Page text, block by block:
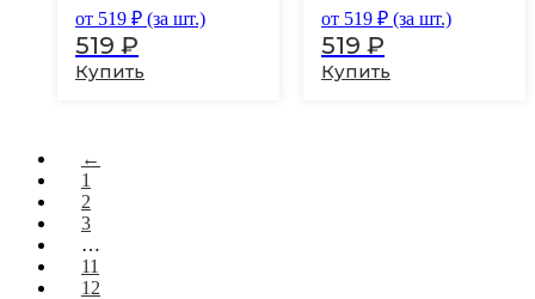
от 519 ₽ (за шт.)
519 ₽
Купить
странице
товара.
от 519 ₽ (за шт.)
519 ₽
Купить
странице
товара.
←
1
2
3
…
11
12